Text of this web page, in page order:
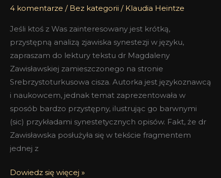
4 komentarze / Bez kategorii / Klaudia Heintze
Jeśli ktoś z Was zainteresowany jest krótką,
przystępną analizą zjawiska synestezji w języku,
zapraszam do lektury tekstu dr Magdaleny
Zawisławskiej zamieszczonego na stronie
Srebrzystoturkusowa cisza. Autorka jest językoznawcą
i naukowcem, jednak temat zaprezentowała w
sposób bardzo przystępny, ilustrując go barwnymi
(sic) przykładami synestetycznych opisów. Fakt, że dr
Zawisławska posłużyła się w tekście fragmentem
jednej z
Magdaleny
Zawisławskiej
Dowiedz się więcej »